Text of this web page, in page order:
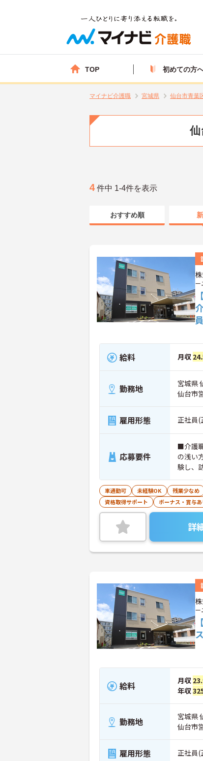
TOP 初めての方
マイナビ介護職 宮城県 仙台市青葉
仙
4 件中 1-4件を表示
おすすめ順
ー
給料 月収
勤務地
宮城県
仙台市
雇用形態 正社員(
応募要件
■介護
の浅い
験し、
車通勤可 未経験OK 残業少なめ
資格取得サポート
ボーナス・賞与あ
詳
ー
給料 月収
年収
勤務地
宮城県
仙台市
雇用形態 正社員(